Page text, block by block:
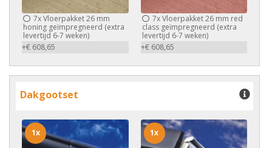
7xVloerpakket 26 mm
honing geïmpregneerd (extra
levertijd 6-7 weken)
+€ 608,65
7xVloerpakket 26 mm red
class geïmpregneerd (extra
levertijd 6-7 weken)
+€ 608,65
Dakgootset
1x 1x